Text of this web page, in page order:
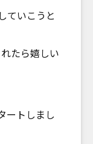
ていこうと
たら嬉しい
ートしまし